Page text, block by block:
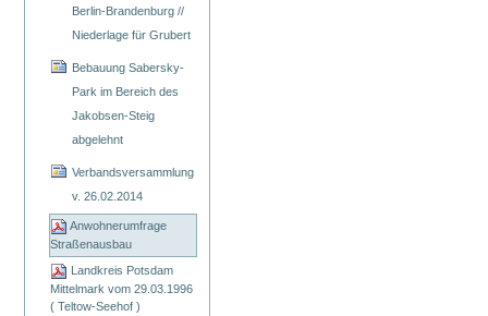
Berlin-Brandenburg //
Niederlage für Grubert
Bebauung Sabersky-
Park im Bereich des
Jakobsen-Steig
abgelehnt
Verbandsversammlung
v. 26.02.2014
Anwohnerumfrage
Straßenausbau
Landkreis Potsdam
Mittelmark vom 29.03.1996
( Teltow-Seehof )